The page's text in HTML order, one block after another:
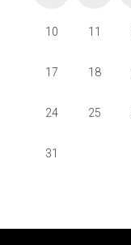
10 11
17 18
24 25
31